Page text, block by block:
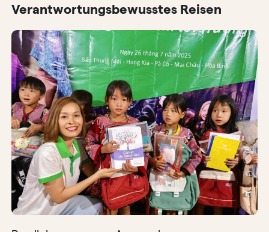
Verantwortungsbewusstes Reisen